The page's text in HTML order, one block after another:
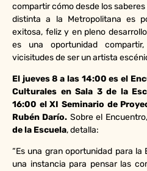
compartir cómo desde los
distinta a la Metropolitana es
exitosa, feliz y en pleno
es una oportunidad
vicisitudes de ser un artista
El jueves 8 a las 14:00 es el
Culturales en Sala 3 de la
16:00 el XI Seminario de
Rubén Darío. Sobre el Encuentro,
de la Escuela, detalla:
“Es una gran oportunidad para
una instancia para pensar las